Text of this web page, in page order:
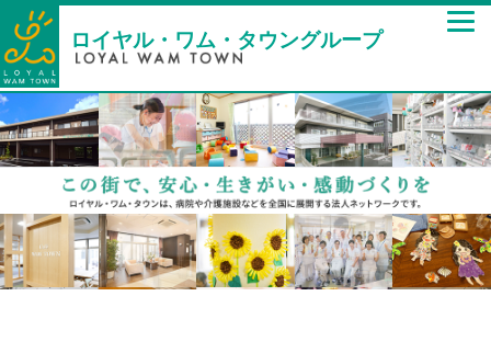
ロイヤル・ワム・タウングループ